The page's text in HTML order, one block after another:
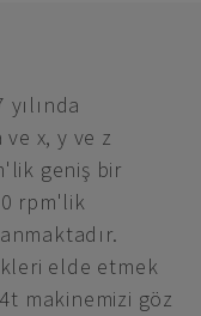
x, y ve z
geniş bir
rpm'lik
elde etmek
makinemizi göz